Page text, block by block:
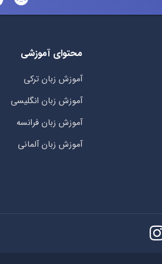
محتوای آموزشی
آموزش زبان ترکی
آموزش زبان انگلیسی
آموزش زبان فرانسه
آموزش زبان آلمانی